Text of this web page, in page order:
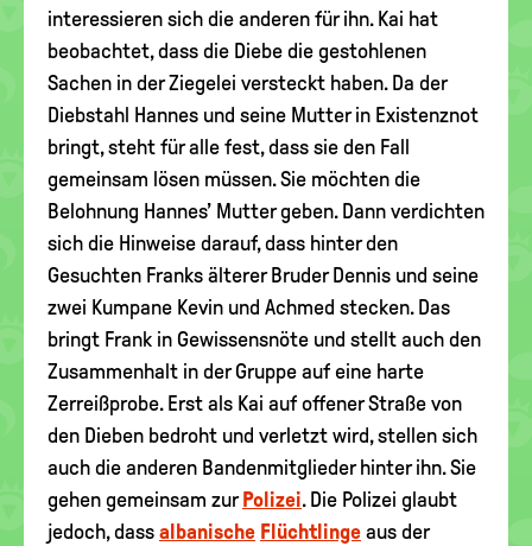
interessieren sich die anderen für ihn. Kai hat
beobachtet, dass die Diebe die gestohlenen
Sachen in der Ziegelei versteckt haben. Da der
Diebstahl Hannes und seine Mutter in Existenznot
bringt, steht für alle fest, dass sie den Fall
gemeinsam lösen müssen. Sie möchten die
Belohnung Hannes’ Mutter geben. Dann verdichten
sich die Hinweise darauf, dass hinter den
Gesuchten Franks älterer Bruder Dennis und seine
zwei Kumpane Kevin und Achmed stecken. Das
bringt Frank in Gewissensnöte und stellt auch den
Zusammenhalt in der Gruppe auf eine harte
Zerreißprobe. Erst als Kai auf offener Straße von
den Dieben bedroht und verletzt wird, stellen sich
auch die anderen Bandenmitglieder hinter ihn. Sie
gehen gemeinsam zur Polizei. Die Polizei glaubt
jedoch, dass albanische Flüchtlinge aus der